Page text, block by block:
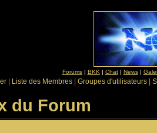
Forums| BKK | Chat| News|
Liste des Membres Groupes d'utilisateurs
du Forum